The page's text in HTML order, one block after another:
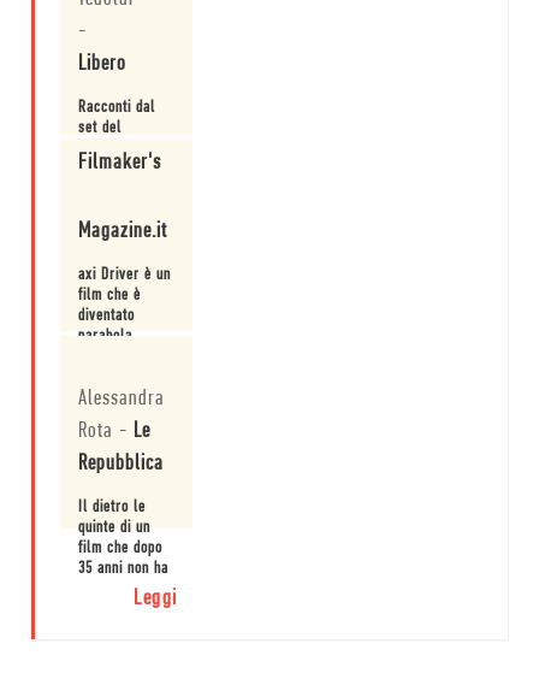
-
Libero
Racconti dal
set del
capolavoro
folle.
Filmaker's
Magazine.it
axi Driver è un
film che è
diventato
parabola,
possibile, del
fatto che lo
spettacolo sa
raccontare la
senza censure,
perché se le
cose esistono,
vanno
Alessandra
Rota - Le
Repubblica
Il dietro le
quinte di un
film che dopo
35 anni non ha
perso nullaLeggi